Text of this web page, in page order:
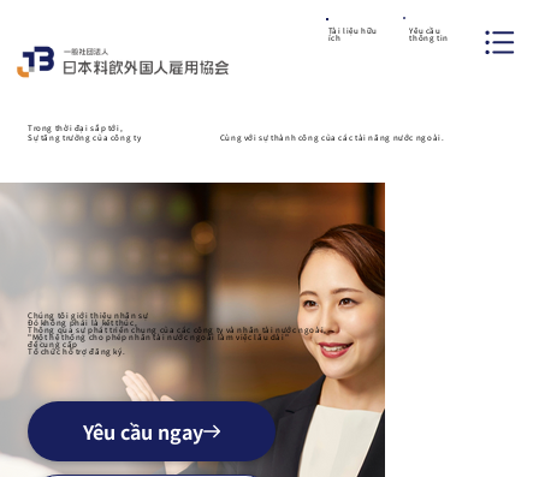
Tài liệu hữu
ích
Yêu cầu
thông tin
Trong thời đại sắp tới,
Sự tăng trưởng của công ty Cùng với sự thành công của các tài năng nước ngoài.
Chúng tôi giới thiệu nhân sự
Đó không phải là kết thúc,
Thông qua sự phát triển chung của các công ty và nhân tài nước ngoài,
"Một hệ thống cho phép nhân tài nước ngoài làm việc lâu dài"
để cung cấp
Tổ chức hỗ trợ đăng ký.
Yêu cầu ngay